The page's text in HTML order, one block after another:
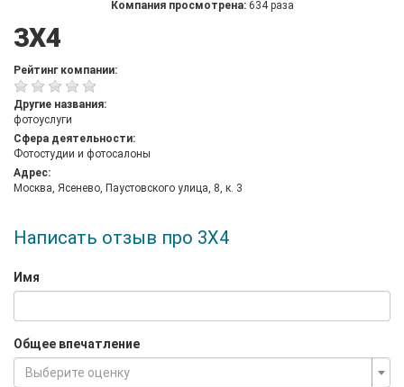
Компания просмотрена: 634 раза
3Х4
Рейтинг компании:
Другие названия:
фотоуслуги
Сфера деятельности:
Фотостудии и фотосалоны
Адрес:
Москва, Ясенево, Паустовского улица, 8, к. 3
Написать отзыв про 3Х4
Имя
Общее впечатление
Выберите оценку